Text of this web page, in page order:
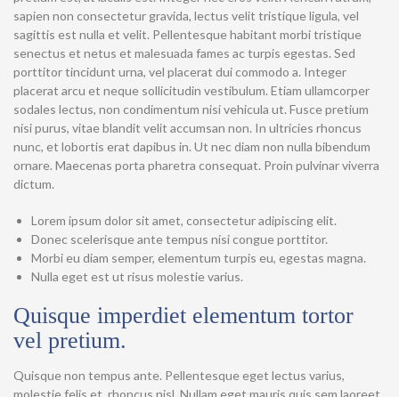
sapien non consectetur gravida, lectus velit tristique ligula, vel
sagittis est nulla et velit. Pellentesque habitant morbi tristique
senectus et netus et malesuada fames ac turpis egestas. Sed
porttitor tincidunt urna, vel placerat dui commodo a. Integer
placerat arcu et neque sollicitudin vestibulum. Etiam ullamcorper
sodales lectus, non condimentum nisi vehicula ut. Fusce pretium
nisi purus, vitae blandit velit accumsan non. In ultricies rhoncus
nunc, et lobortis erat dapibus in. Ut nec diam non nulla bibendum
ornare. Maecenas porta pharetra consequat. Proin pulvinar viverra
dictum.
Lorem ipsum dolor sit amet, consectetur adipiscing elit.
Donec scelerisque ante tempus nisi congue porttitor.
Morbi eu diam semper, elementum turpis eu, egestas magna.
Nulla eget est ut risus molestie varius.
Quisque imperdiet elementum tortor
vel pretium.
Quisque non tempus ante. Pellentesque eget lectus varius,